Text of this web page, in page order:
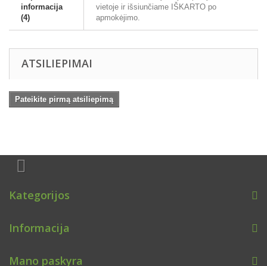
informacija
(4)
vietoje ir išsiunčiame IŠKARTO po
apmokėjimo.
ATSILIEPIMAI
Pateikite pirmą atsiliepimą
Kategorijos
Informacija
Mano paskyra